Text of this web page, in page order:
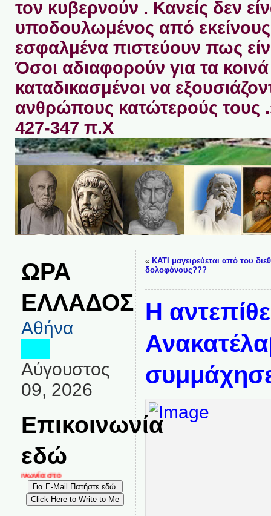
τον κυβερνούν . Κανείς δεν
υποδουλωμένος από
εσφαλμένα πιστεύουν πως
Όσοι αδιαφορούν για τα κοινά
καταδικασμένοι να
ανθρώπους κατώτερούς τους
427-347 π.Χ
ΩΡΑ
ΕΛΛΑΔΟΣ
Αθήνα
Αύγουστος
09, 2026
Επικοινωνία
εδώ
στο
« ΚΑΤΙ μαγειρεύεται από του
δολοφόνους???
Η